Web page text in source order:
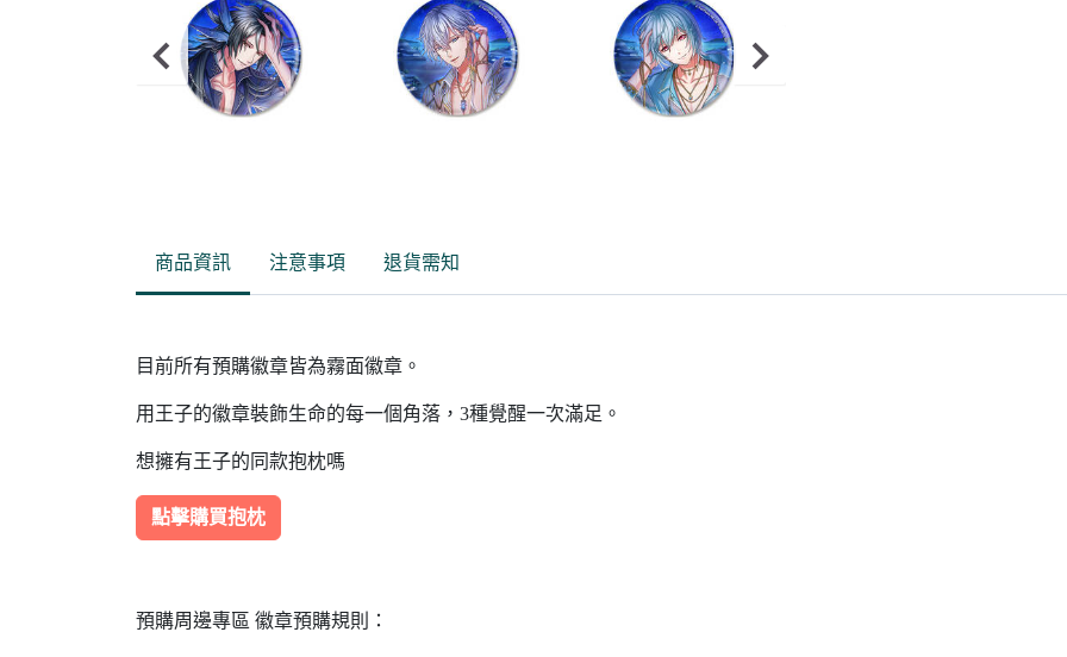
商品資訊 注意事項 退貨需知
目前所有預購徽章皆為霧面徽章。
用王子的徽章裝飾生命的每一個角落，3種覺醒一次滿足。
想擁有王子的同款抱枕嗎
點擊購買抱枕
預購周邊專區 徽章預購規則：